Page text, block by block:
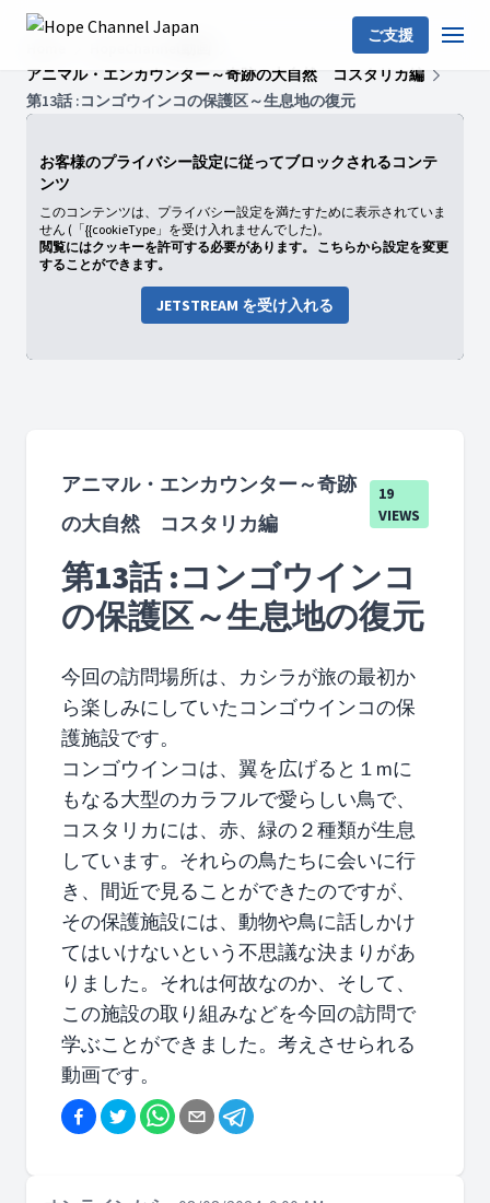
ご支援
アニマル・エンカウンター～奇跡の大自然 コスタリカ編
第13話 :コンゴウインコの保護区～生息地の復元
お客様のプライバシー設定に従ってブロックされるコンテ
ンツ
このコンテンツは、プライバシー設定を満たすために表示されていま
せん (「{{cookieType」を受け入れませんでした)。
閲覧にはクッキーを許可する必要があります。 こちらから設定を変更
することができます。
JETSTREAM を受け入れる
アニマル・エンカウンター～奇跡
の大自然 コスタリカ編
19
VIEWS
第13話 :コンゴウインコ
の保護区～生息地の復元
今回の訪問場所は、カシラが旅の最初か
ら楽しみにしていたコンゴウインコの保
護施設です。
コンゴウインコは、翼を広げると１mに
もなる大型のカラフルで愛らしい鳥で、
コスタリカには、赤、緑の２種類が生息
しています。それらの鳥たちに会いに行
き、間近で見ることができたのですが、
その保護施設には、動物や鳥に話しかけ
てはいけないという不思議な決まりがあ
りました。それは何故なのか、そして、
この施設の取り組みなどを今回の訪問で
学ぶことができました。考えさせられる
動画です。